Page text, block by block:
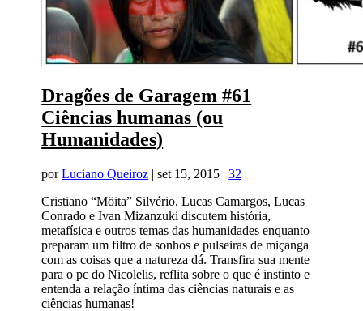
Dragões de Garagem #61
Ciências humanas (ou
Humanidades)
porLuciano Queiroz |set 15, 2015 |32
Cristiano “Möita” Silvério, Lucas Camargos, Lucas
Conrado e Ivan Mizanzuki discutem história,
metafísica e outros temas das humanidades enquanto
preparam um filtro de sonhos e pulseiras de miçanga
com as coisas que a natureza dá. Transfira sua mente
para o pc do Nicolelis, reflita sobre o que é instinto e
entenda a relação íntima das ciências naturais e as
ciências humanas!